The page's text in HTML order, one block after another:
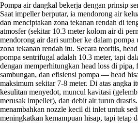
Pompa air dangkal bekerja dengan prinsip
Saat impeller berputar, ia mendorong air
dan menciptakan zona tekanan rendah di
atmosfer (sekitar 10.3 meter kolom air di
mendorong air dari sumber ke dalam pompa
zona tekanan rendah itu. Secara teoritis,
pompa sentrifugal adalah 10.3 meter, tapi
dengan memperhitungkan head loss di pipa,
sambungan, dan efisiensi pompa — head
maksimum sekitar 7-8 meter. Di atas angka
kesulitan menyedot, muncul kavitasi
merusak impeller), dan debit air turun
menambahkan nozzle kecil di inlet untuk
meningkatkan kemampuan hisap, tapi tetap